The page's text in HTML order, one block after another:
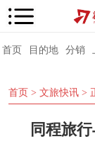
首页 目的地 分销
首页 > 文旅快讯 >
同程旅